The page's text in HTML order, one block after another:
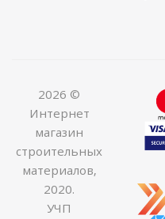
2026 ©
Интернет
магазин
строительных
материалов,
2020.
УЧП